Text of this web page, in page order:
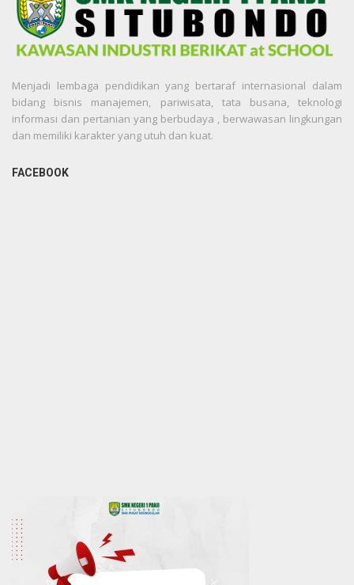
Menjadi lembaga pendidikan yang bertaraf internasional dalam
bidang bisnis manajemen, pariwisata, tata busana, teknologi
informasi dan pertanian yang berbudaya , berwawasan lingkungan
dan memiliki karakter yang utuh dan kuat.
FACEBOOK